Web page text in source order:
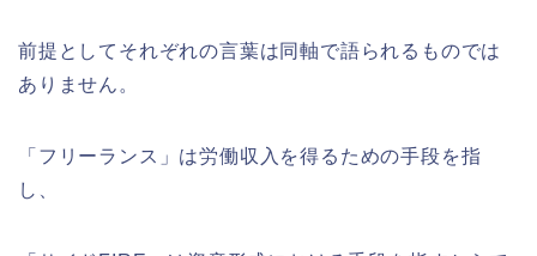
前提としてそれぞれの言葉は同軸で語られるものでは
ありません。
「フリーランス」は労働収入を得るための手段を指
し、